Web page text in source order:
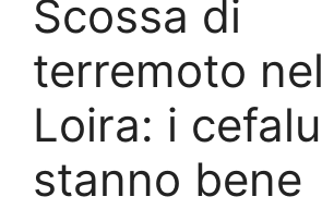
Scossa di
terremoto
Loira: i
stanno bene